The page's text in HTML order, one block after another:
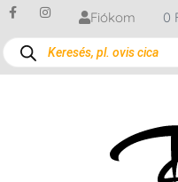
Fiókom 0